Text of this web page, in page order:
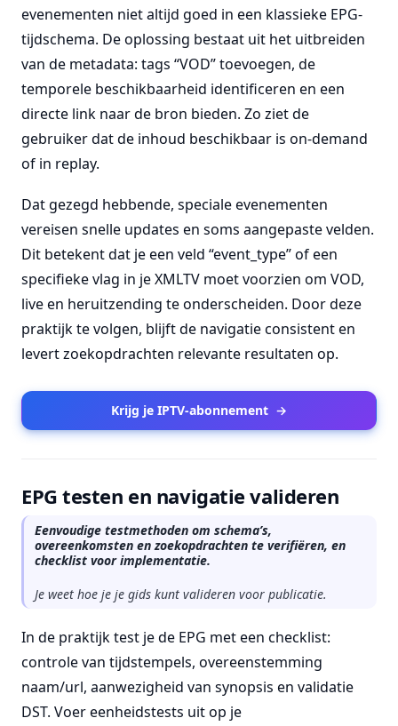
evenementen niet altijd goed in een klassieke EPG-
tijdschema. De oplossing bestaat uit het uitbreiden
van de metadata: tags “VOD” toevoegen, de
temporele beschikbaarheid identificeren en een
directe link naar de bron bieden. Zo ziet de
gebruiker dat de inhoud beschikbaar is on-demand
of in replay.
Dat gezegd hebbende, speciale evenementen
vereisen snelle updates en soms aangepaste velden.
Dit betekent dat je een veld “event_type” of een
specifieke vlag in je XMLTV moet voorzien om VOD,
live en heruitzending te onderscheiden. Door deze
praktijk te volgen, blijft de navigatie consistent en
levert zoekopdrachten relevante resultaten op.
Krijg je IPTV-abonnement →
EPG testen en navigatie valideren
Eenvoudige testmethoden om schema’s,
overeenkomsten en zoekopdrachten te verifiëren, en
checklist voor implementatie.
Je weet hoe je je gids kunt valideren voor publicatie.
In de praktijk test je de EPG met een checklist:
controle van tijdstempels, overeenstemming
naam/url, aanwezigheid van synopsis en validatie
DST. Voer eenheidstests uit op je